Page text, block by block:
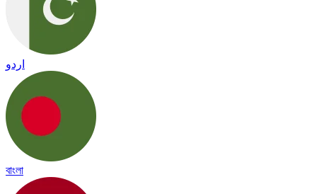
اردو
বাংলা